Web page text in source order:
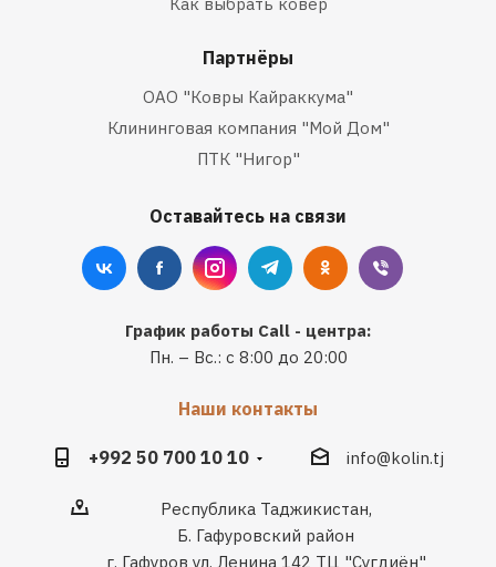
Партнёры
ОАО "Ковры Кайраккума"
Клининговая компания "Мой Дом"
ПТК "Нигор"
Оставайтесь на связи
График работы Call - центра:
Пн. – Вс.: с 8:00 до 20:00
Наши контакты
+992 50 700 10 10 info@kolin.tj
Республика Таджикистан,
Б. Гафуровский район
г. Гафуров ул. Ленина 142 ТЦ "Сугдиён"